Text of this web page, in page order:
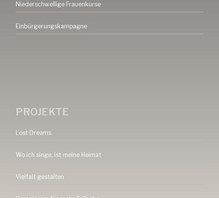
Niederschwellige Frauenkurse
Einbürgerungskampagne
PROJEKTE
Lost Dreams
Wo ich singe, ist meine Heimat
Vielfalt gestalten